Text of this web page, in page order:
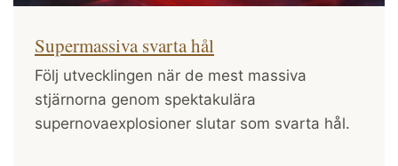
Supermassiva svarta hål
Följ utvecklingen när de mest massiva
stjärnorna genom spektakulära
supernovaexplosioner slutar som svarta hål.